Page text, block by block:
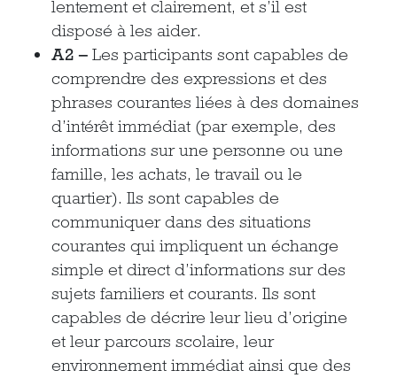
lentement et clairement, et s’il est
disposé à les aider.
A2 – Les participants sont capables de
comprendre des expressions et des
phrases courantes liées à des domaines
d’intérêt immédiat (par exemple, des
informations sur une personne ou une
famille, les achats, le travail ou le
quartier). Ils sont capables de
communiquer dans des situations
courantes qui impliquent un échange
simple et direct d’informations sur des
sujets familiers et courants. Ils sont
capables de décrire leur lieu d’origine
et leur parcours scolaire, leur
environnement immédiat ainsi que des